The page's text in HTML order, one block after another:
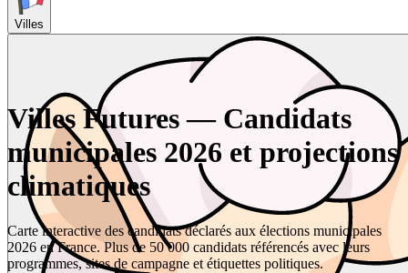
Villes
Villes Futures — Candidats
municipales 2026 et projections
climatiques
Carte interactive des candidats déclarés aux élections municipales
2026 en France. Plus de 50 000 candidats référencés avec leurs
programmes, sites de campagne et étiquettes politiques.